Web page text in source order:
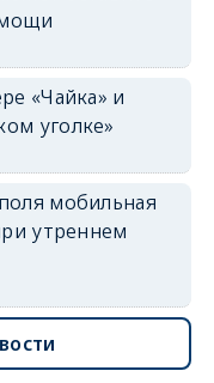
«Чайка» и
уголке»
мобильная
утреннем